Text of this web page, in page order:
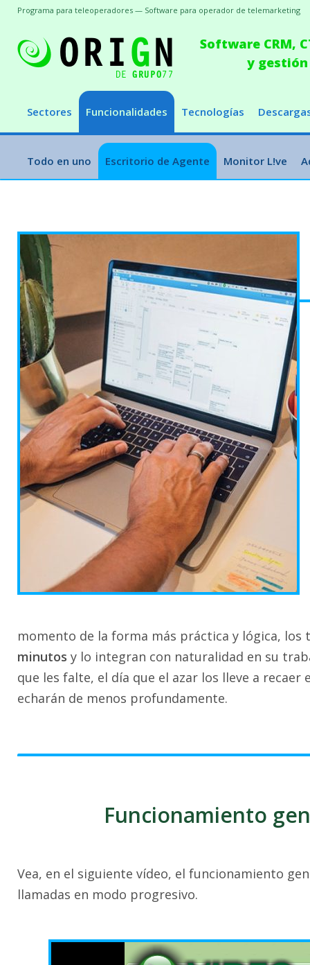
Software CRM,
y
Sectores Funcionalidades Tecnologías
Todo en uno Escritorio de Agente Monitor L!ve
Programa para teleoperadores — Software para operador de telemarketing
momento de la forma más práctica y lógica,
minutos y lo integran con naturalidad en su
que les falte, el día que el azar los lleve a
echarán de menos profundamente.
Funcionamiento
Vea, en el siguiente vídeo, el funcionamiento
llamadas en modo progresivo.